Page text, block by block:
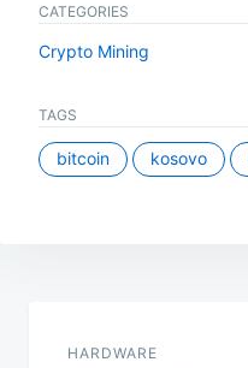
CATEGORIES
Crypto Mining
TAGS
bitcoin kosovo
HARDWARE